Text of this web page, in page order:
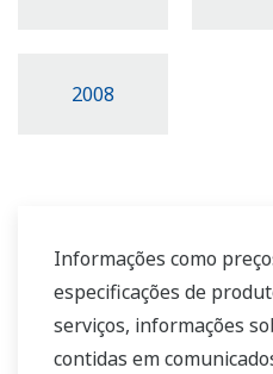
2008
Informações como
especificações de
serviços, informações
contidas em